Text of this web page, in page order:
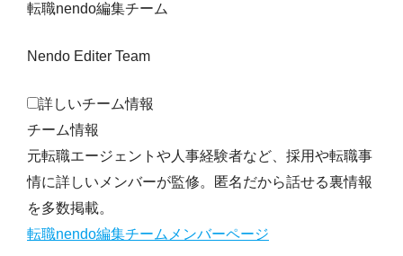
転職nendo編集チーム
Nendo Editer Team
詳しいチーム情報
チーム情報
元転職エージェントや人事経験者など、採用や転職事
情に詳しいメンバーが監修。匿名だから話せる裏情報
を多数掲載。
転職nendo編集チームメンバーページ